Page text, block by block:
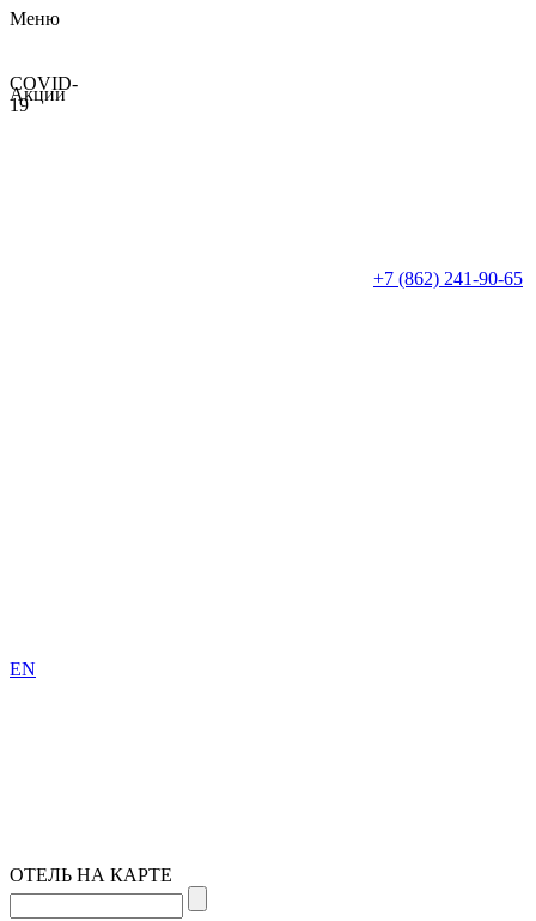
Меню
COVID-
19
Акции
+7 (862) 241-90-65
EN
ОТЕЛЬ НА КАРТЕ